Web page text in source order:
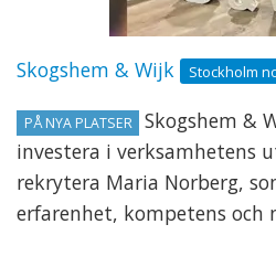
Skogshem & Wijk Stockholm
PÅ NYA PLATSER
Skogshem &
investera i verksamhetens
rekrytera Maria Norberg,
erfarenhet, kompetens och